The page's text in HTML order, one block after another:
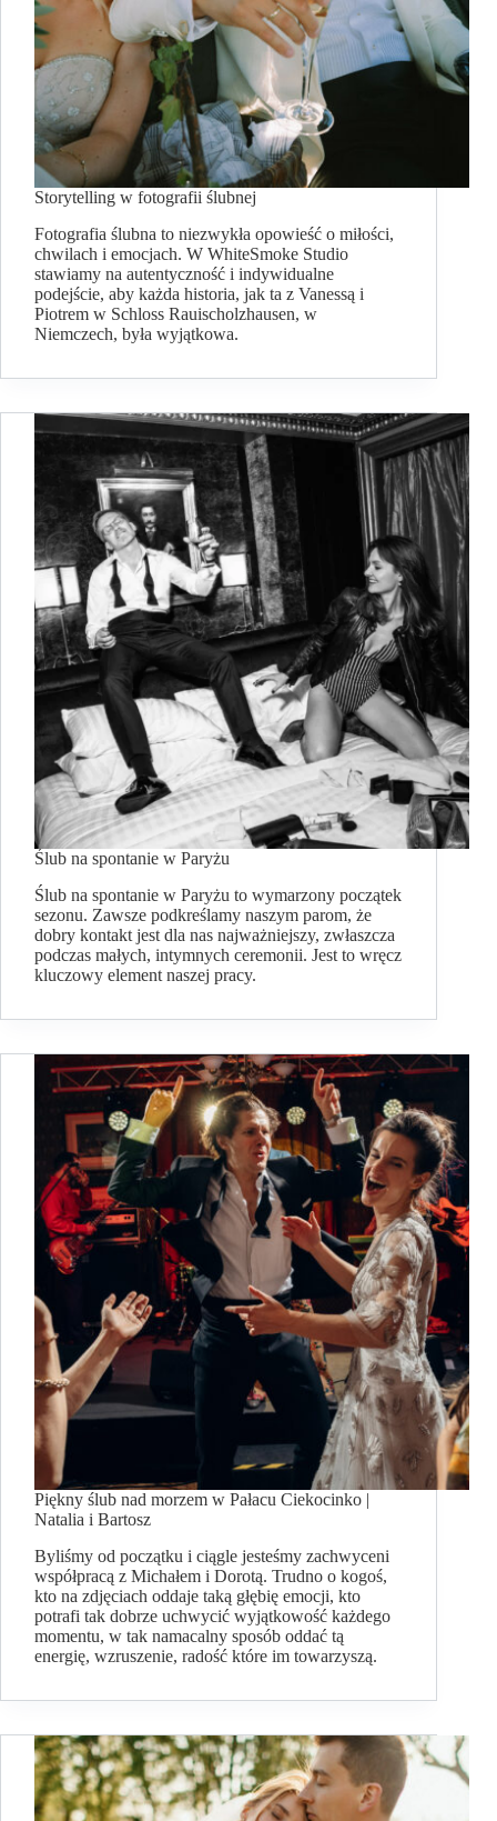
Storytelling w fotografii ślubnej
Fotografia ślubna to niezwykła opowieść o miłości,
chwilach i emocjach. W WhiteSmoke Studio
stawiamy na autentyczność i indywidualne
podejście, aby każda historia, jak ta z Vanessą i
Piotrem w Schloss Rauischolzhausen, w
Niemczech, była wyjątkowa.
Ślub na spontanie w Paryżu
Ślub na spontanie w Paryżu to wymarzony początek
sezonu. Zawsze podkreślamy naszym parom, że
dobry kontakt jest dla nas najważniejszy, zwłaszcza
podczas małych, intymnych ceremonii. Jest to wręcz
kluczowy element naszej pracy.
Piękny ślub nad morzem w Pałacu Ciekocinko |
Natalia i Bartosz
Byliśmy od początku i ciągle jesteśmy zachwyceni
współpracą z Michałem i Dorotą. Trudno o kogoś,
kto na zdjęciach oddaje taką głębię emocji, kto
potrafi tak dobrze uchwycić wyjątkowość każdego
momentu, w tak namacalny sposób oddać tą
energię, wzruszenie, radość które im towarzyszą.